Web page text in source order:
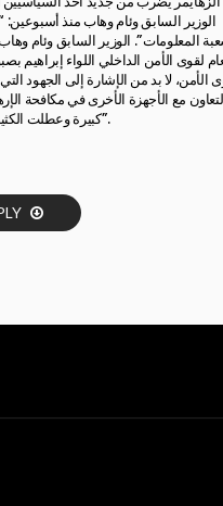
الوزير السابق وئام وهاب منذ أسبوعين:
المعلومات”. الوزير السابق وئام وهاب
لقوى الأمن الداخلي اللواء إبراهيم
الأمن، لا بد من الإشارة إلى الجهود
مع الأجهزة الأخرى في مكافحة
كبيرة وعطلت الكثير من العمليات الإرهابية”.